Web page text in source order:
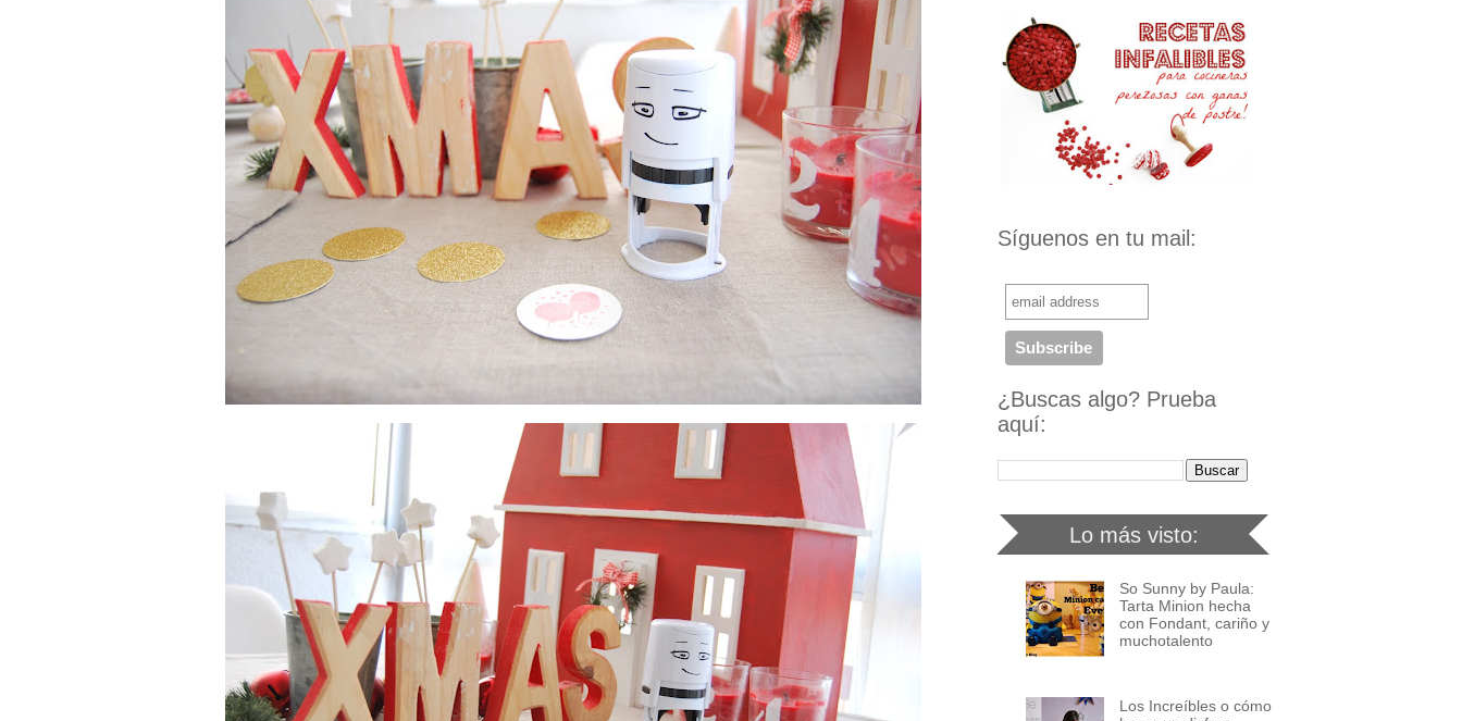
Síguenos en tu mail:
¿Buscas algo? Prueba
aquí:
Lo más visto:
So Sunny by Paula:
Tarta Minion hecha
con Fondant, cariño y
muchotalento
Los Increíbles o cómo